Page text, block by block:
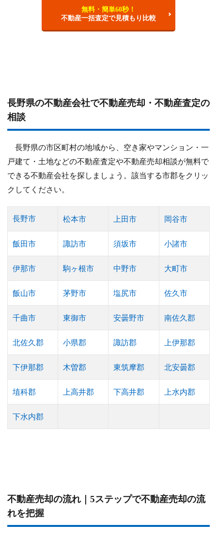
無料・簡単60秒！
不動産一括査定で見積もり比較
長野県の不動産会社で不動産売却・不動産査定の
相談
長野県の市区町村の地域から、空き家やマンション・一
戸建て・土地などの不動産査定や不動産売却相談が無料で
できる不動産会社を探しましょう。該当する市郡をクリッ
クしてください。
長野市 松本市 上田市 岡谷市
飯田市 諏訪市 須坂市 小諸市
伊那市 駒ヶ根市 中野市 大町市
飯山市 茅野市 塩尻市 佐久市
千曲市 東御市 安曇野市 南佐久郡
北佐久郡 小県郡 諏訪郡 上伊那郡
下伊那郡 木曽郡 東筑摩郡 北安曇郡
埴科郡 上高井郡 下高井郡 上水内郡
下水内郡
不動産売却の流れ｜5ステップで不動産売却の流
れを把握